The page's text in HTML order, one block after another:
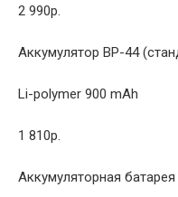
2 990р.
Аккумулятор BP-44
Li-polymer 900 mAh
1 810р.
Аккумуляторная батарея